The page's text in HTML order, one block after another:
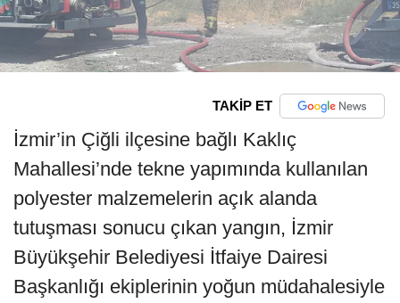
TAKİP ET
İzmir’in Çiğli ilçesine bağlı Kaklıç
Mahallesi’nde tekne yapımında kullanılan
polyester malzemelerin açık alanda
tutuşması sonucu çıkan yangın, İzmir
Büyükşehir Belediyesi İtfaiye Dairesi
Başkanlığı ekiplerinin yoğun müdahalesiyle